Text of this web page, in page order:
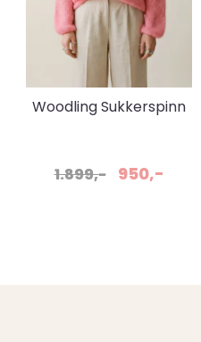
Woodling Sukkerspinn
1.899,- 950,-